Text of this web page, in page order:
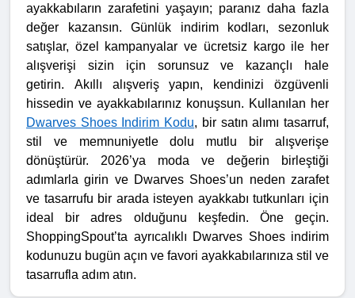
ayakkabıların zarafetini yaşayın; paranız daha fazla
değer kazansın. Günlük indirim kodları, sezonluk
satışlar, özel kampanyalar ve ücretsiz kargo ile her
alışverişi sizin için sorunsuz ve kazançlı hale
getirin. Akıllı alışveriş yapın, kendinizi özgüvenli
hissedin ve ayakkabılarınız konuşsun. Kullanılan her
Dwarves Shoes Indirim Kodu, bir satın alımı tasarruf,
stil ve memnuniyetle dolu mutlu bir alışverişe
dönüştürür. 2026’ya moda ve değerin birleştiği
adımlarla girin ve Dwarves Shoes’un neden zarafet
ve tasarrufu bir arada isteyen ayakkabı tutkunları için
ideal bir adres olduğunu keşfedin. Öne geçin.
ShoppingSpout’ta ayrıcalıklı Dwarves Shoes indirim
kodunuzu bugün açın ve favori ayakkabılarınıza stil ve
tasarrufla adım atın.